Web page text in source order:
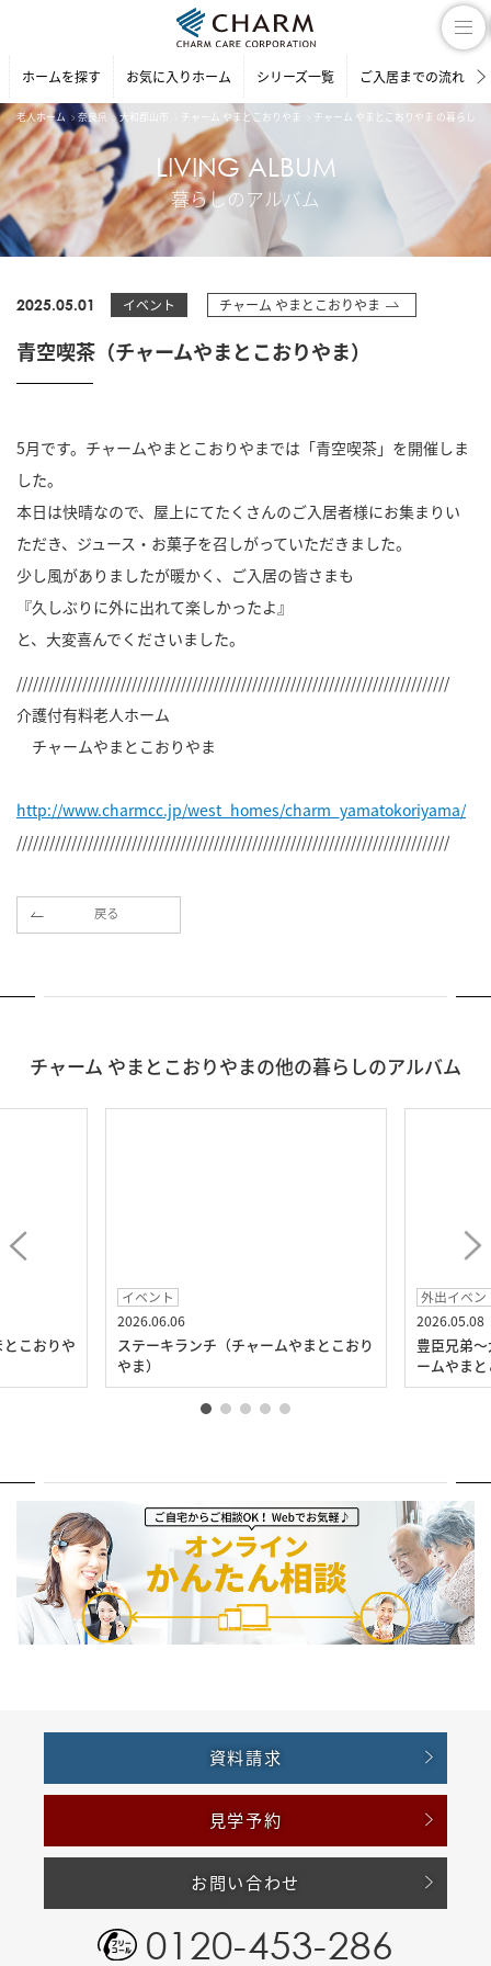
ホームを探す お気に入りホーム シリーズ一覧 ご入居までの流れ
老人ホーム 奈良県 大和郡山市 チャーム やまとこおりやま チャーム やまとこおりやま の暮らしの
LIVING ALBUM
暮らしのアルバム
2025.05.01 イベント チャーム やまとこおりやま
青空喫茶（チャームやまとこおりやま）
5月です。チャームやまとこおりやまでは「青空喫茶」を開催しま
した。
本日は快晴なので、屋上にてたくさんのご入居者様にお集まりい
ただき、ジュース・お菓子を召しがっていただきました。
少し風がありましたが暖かく、ご入居の皆さまも
『久しぶりに外に出れて楽しかったよ』
と、大変喜んでくださいました。
///////////////////////////////////////////////////////////////////////////////
介護付有料老人ホーム
チャームやまとこおりやま
http://www.charmcc.jp/west_homes/charm_yamatokoriyama/
///////////////////////////////////////////////////////////////////////////////
戻る
チャーム やまとこおりやまの他の暮らしのアルバム
こおりや
イベント
2026.06.06
ステーキランチ（チャームやまとこおり
やま）
外出イベン
2026.05.08
豊臣兄弟
ームやま
資料請求
見学予約
お問い合わせ
0120-453-286